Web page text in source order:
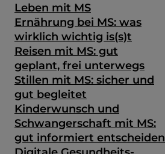
Leben mit MS
Ernährung bei MS: was
wirklich wichtig is(s)t
Reisen mit MS: gut
geplant, frei unterwegs
Stillen mit MS: sicher und
gut begleitet
Kinderwunsch und
Schwangerschaft mit MS:
gut informiert entscheiden